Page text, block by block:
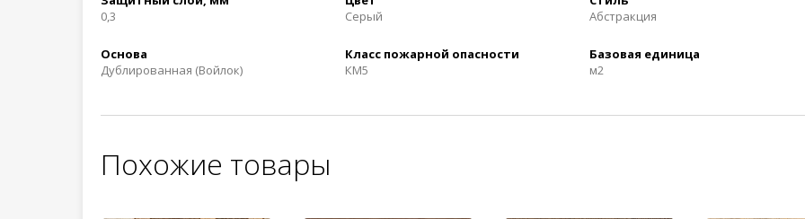
0,3
Серый
Абстракция
Основа
Дублированная (Войлок)
Класс пожарной опасности
КМ5
Базовая единица
м2
Похожие товары